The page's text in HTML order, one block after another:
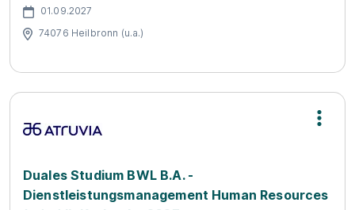
01.09.2027
74076 Heilbronn (u.a.)
Duales Studium BWL B.A. -
Dienstleistungsmanagement Human Resources